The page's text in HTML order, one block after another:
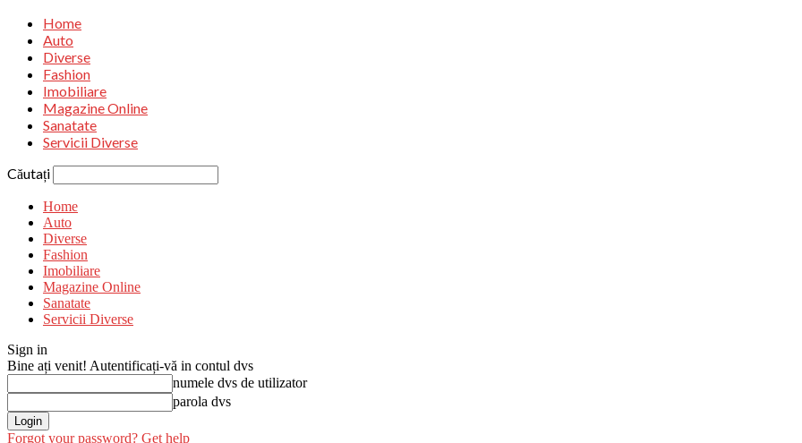
Home
Auto
Diverse
Fashion
Imobiliare
Magazine Online
Sanatate
Servicii Diverse
Căutați
Home
Auto
Diverse
Fashion
Imobiliare
Magazine Online
Sanatate
Servicii Diverse
Sign in
Bine ați venit! Autentificați-vă in contul dvs
numele dvs de utilizator
parola dvs
Forgot your password? Get help